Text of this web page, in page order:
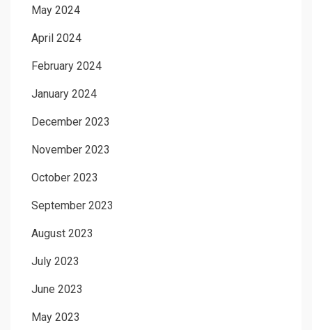
May 2024
April 2024
February 2024
January 2024
December 2023
November 2023
October 2023
September 2023
August 2023
July 2023
June 2023
May 2023